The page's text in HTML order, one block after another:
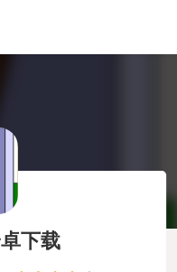
下载